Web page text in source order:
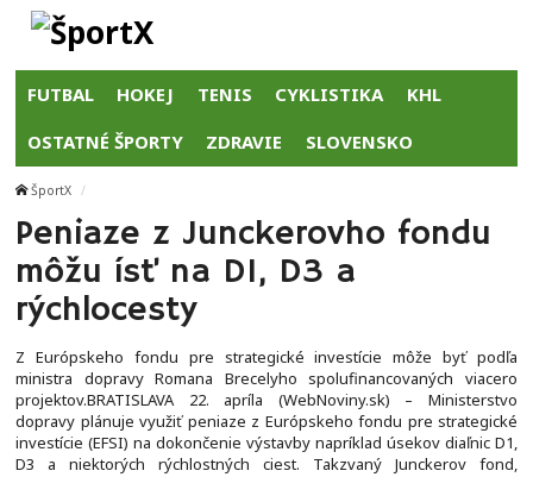
FUTBAL HOKEJ TENIS CYKLISTIKA KHL
OSTATNÉ ŠPORTY ZDRAVIE SLOVENSKO
ŠportX
Peniaze z Junckerovho fondu
môžu ísť na D1, D3 a
rýchlocesty
Z Európskeho fondu pre strategické investície môže byť podľa
ministra dopravy Romana Brecelyho spolufinancovaných viacero
projektov.BRATISLAVA 22. apríla (WebNoviny.sk) – Ministerstvo
dopravy plánuje využiť peniaze z Európskeho fondu pre strategické
investície (EFSI) na dokončenie výstavby napríklad úsekov diaľnic D1,
D3 a niektorých rýchlostných ciest. Takzvaný Junckerov fond,